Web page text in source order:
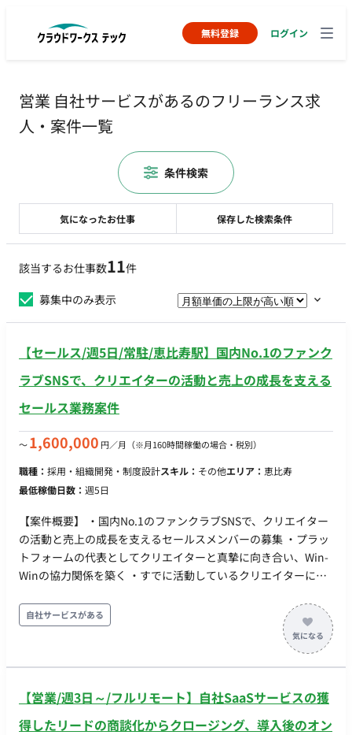
無料登録 ログイン
営業 自社サービスがあるのフリーランス求
人・案件一覧
該当するお仕事数11件
募集中のみ表示
【セールス/週5日/常駐/恵比寿駅】国内No.1のファンク
ラブSNSで、クリエイターの活動と売上の成長を支える
セールス業務案件
〜1,600,000 円／月 （※月160時間稼働の場合・税別）
職種： 採用・組織開発・制度設計スキル： その他エリア： 恵比寿
最低稼働日数： 週5日
【案件概要】 ・国内No.1のファンクラブSNSで、クリエイター
の活動と売上の成長を支えるセールスメンバーの募集 ・プラッ
トフォームの代表としてクリエイターと真摯に向き合い、Win-
Winの協力関係を築く ・すでに活動しているクリエイターに
支援を行う ・まだ始めていないクリエイターには、自ら面談を
獲得し、活動する価値を提案し、活動開始までを支援する ・経
験や適性に応じて、既存クリエイター支援か新規クリエイター
開拓のどちらかを中心に担当 ・日々のやりとり、面談、データ
決、結果検証、次の打ち手まで一連を回し続ける ・実行力とそ
れを支える思考力を備えた方を求めている 【作業内容】 ・クリ
自社サービスがある
【営業/週3日～/フルリモート】自社SaaSサービスの獲
得したリードの商談化からクロージング、導入後のオン
気になったお仕事 保存した検索条件
条件検索